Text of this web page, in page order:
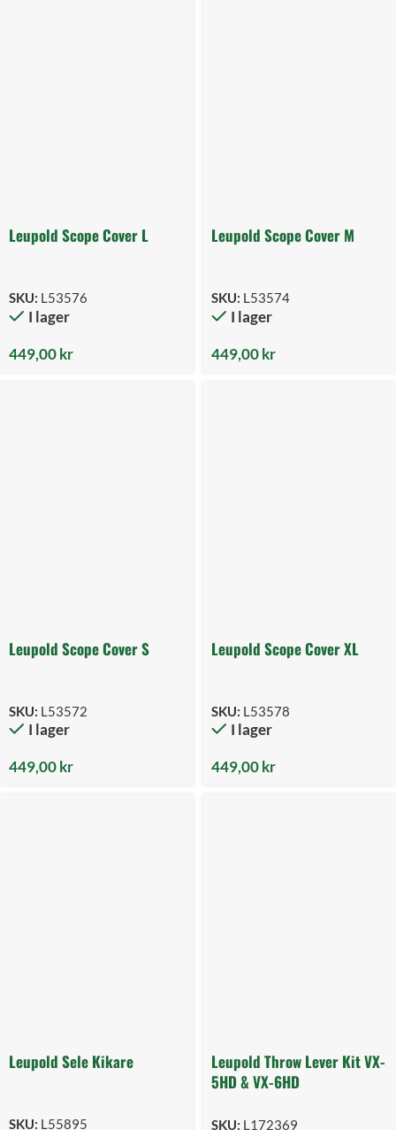
Leupold Scope Cover L
SKU: L53576
I lager
449,00kr
Leupold Scope Cover M
SKU: L53574
I lager
449,00kr
Leupold Scope Cover S
SKU: L53572
I lager
449,00kr
Leupold Scope Cover XL
SKU: L53578
I lager
449,00kr
Leupold Sele Kikare
SKU: L55895
Leupold Throw Lever Kit VX-
5HD & VX-6HD
SKU: L172369